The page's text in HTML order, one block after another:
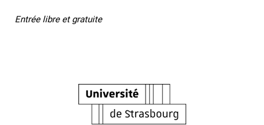
Entrée libre et gratuite